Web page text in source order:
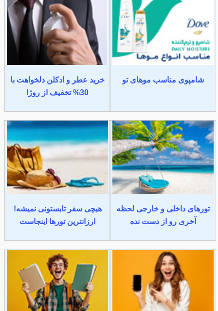
شامپوی مناسب موهای تو
خرید عطر و ادکلن دلخواهت با
30% تخفیف از روژا
تورهای داخلی و خارجی لحظه
آخری رو از دست نده
هیچی سفر تابستونی نمیشه!
ارزانترین تورها اینجاست